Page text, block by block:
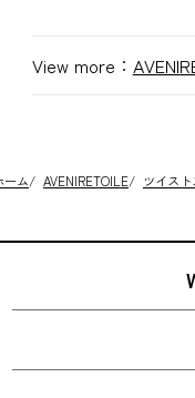
View more：
ーム/ AVENIRETOILE/ ツイス